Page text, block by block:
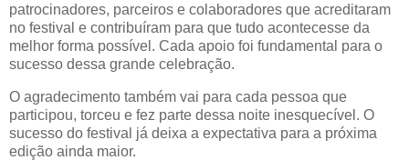
patrocinadores, parceiros e colaboradores que acreditaram
no festival e contribuíram para que tudo acontecesse da
melhor forma possível. Cada apoio foi fundamental para o
sucesso dessa grande celebração.
O agradecimento também vai para cada pessoa que
participou, torceu e fez parte dessa noite inesquecível. O
sucesso do festival já deixa a expectativa para a próxima
edição ainda maior.